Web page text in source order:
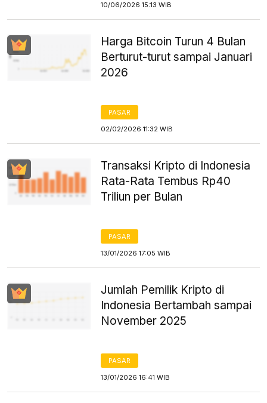
10/06/2026 15:13 WIB
Harga Bitcoin Turun 4 Bulan
Berturut-turut sampai Januari
2026
PASAR
02/02/2026 11:32 WIB
Transaksi Kripto di Indonesia
Rata-Rata Tembus Rp40
Triliun per Bulan
PASAR
13/01/2026 17:05 WIB
Jumlah Pemilik Kripto di
Indonesia Bertambah sampai
November 2025
PASAR
13/01/2026 16:41 WIB